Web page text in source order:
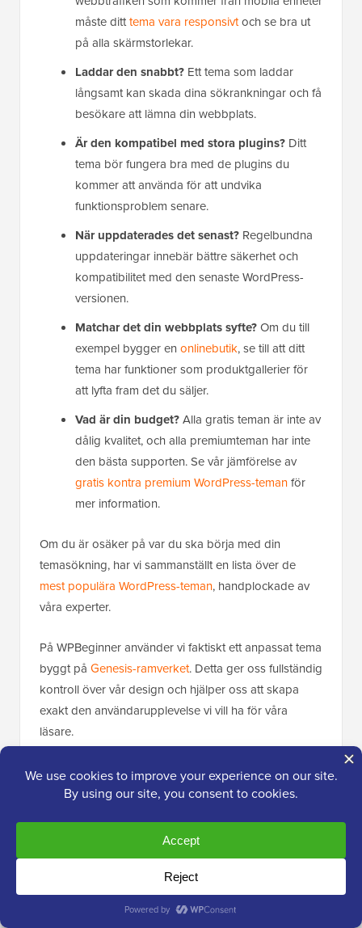
måste ditttema vara responsivtoch se bra ut
på alla skärmstorlekar.
Laddar den snabbt? Ett tema som laddar
långsamt kan skada dina sökrankningar och få
besökare att lämna din webbplats.
Är den kompatibel med stora plugins? Ditt
tema bör fungera bra med de plugins du
kommer att använda för att undvika
funktionsproblem senare.
När uppdaterades det senast? Regelbundna
uppdateringar innebär bättre säkerhet och
kompatibilitet med den senaste WordPress-
versionen.
Matchar det din webbplats syfte?Om du till
exempel bygger en onlinebutik, se till att ditt
tema har funktioner som produktgallerier för
att lyfta fram det du säljer.
Vad är din budget?Alla gratis teman är inte av
dålig kvalitet, och alla premiumteman har inte
den bästa supporten. Se vår jämförelse av
gratis kontra premium WordPress-temanför
mer information.
Om du är osäker på var du ska börja med din
temasökning, har vi sammanställt en lista över de
mest populära WordPress-teman, handplockade av
våra experter.
På WPBeginner använder vi faktiskt ett anpassat tema
byggt på Genesis-ramverket. Detta ger oss fullständig
kontroll över vår design och hjälper oss att skapa
exakt den användarupplevelse vi vill ha för våra
läsare.
Vill du ha den nivån av anpassning för din webbplats?
Vi rekommenderar att användaSeedProd, som är en
350 färdiga mallar. Du kan välja vilken mall som helst
och anpassa den för att perfekt matcha din vision.
SeedProd inkluderar till och med enAI-
webbplatsbyggaresom kan skapa en komplett